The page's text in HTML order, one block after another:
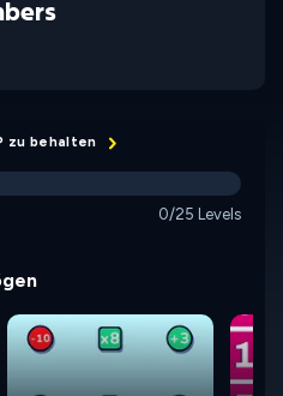
zu behalten
0/25 Levels